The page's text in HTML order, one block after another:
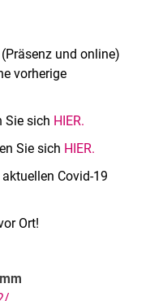
und online)
vorherige
Sie sich HIER.
Sie sich HIER.
Covid-19
Ort!